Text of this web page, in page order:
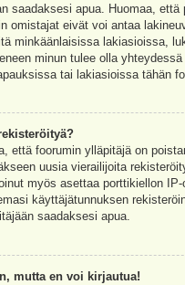
saadaksesi apua. Huomaa, että
omistajat eivät voi antaa
minkäänlaisissa lakiasioissa,
minun tulee olla yhteydessä
tai lakiasioissa tähän
että foorumin ylläpitäjä on
uusia vierailijoita
myös asettaa porttikiellon
käyttäjätunnuksen
saadaksesi apua.
mutta en voi kirjautua!